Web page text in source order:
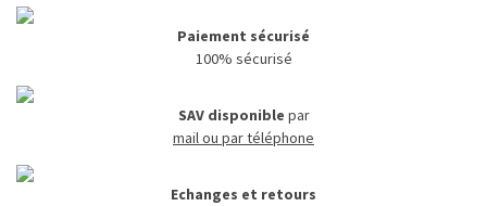
Paiement sécurisé
100% sécurisé
SAV disponible par
mail ou par téléphone
Echanges et retours